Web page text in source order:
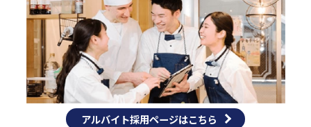
アルバイト採用ページはこちら